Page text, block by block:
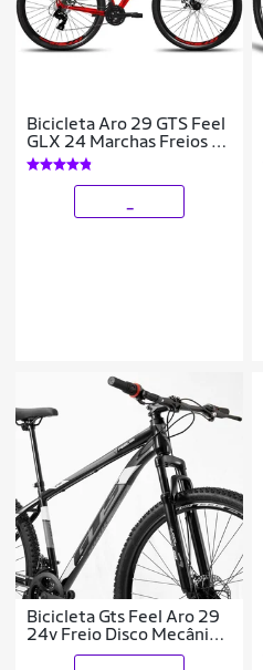
Bicicleta Aro 29 GTS Feel
GLX 24 Marchas Freios A
Disco
Bicicleta Gts Feel Aro 29
24v Freio Disco Mecânico
e Suspensão